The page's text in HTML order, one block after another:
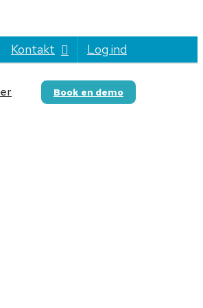
Kontakt Log ind
Book en demo